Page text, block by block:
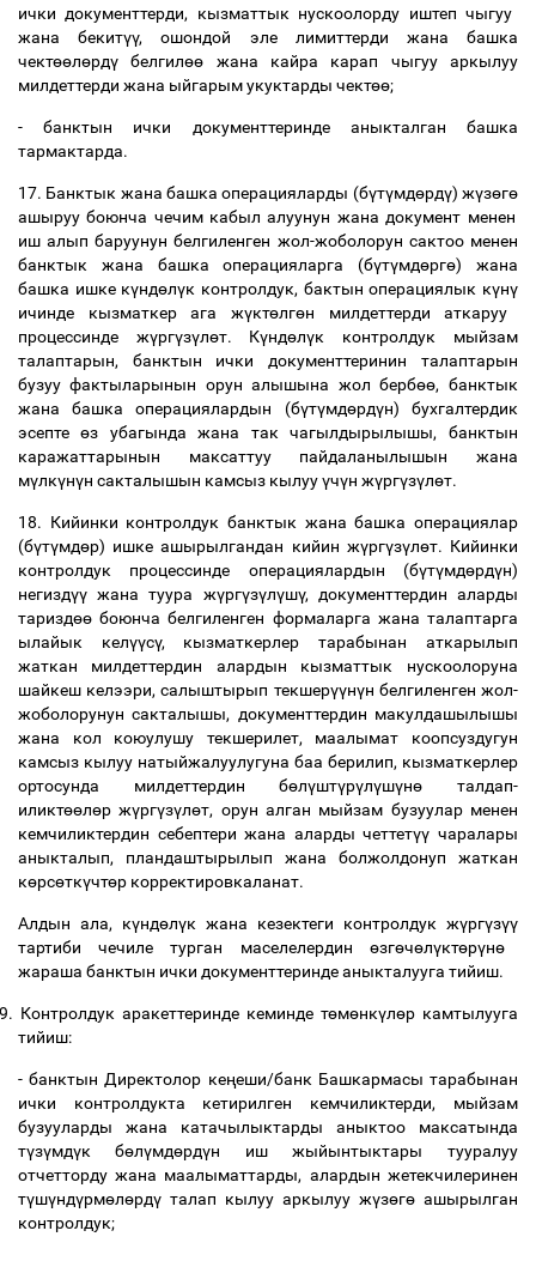
ички документтерди, кызматтык нускоолорду иштеп чыгуу
жана бекитүү, ошондой эле лимиттерди жана башка
чектөөлөрдү белгилөө жана кайра карап чыгуу аркылуу
милдеттерди жана ыйгарым укуктарды чектөө;
- банктын ички документтеринде аныкталган башка
тармактарда.
17. Банктык жана башка операцияларды (бүтүмдөрдү) жүзөгө
ашыруу боюнча чечим кабыл алуунун жана документ менен
иш алып баруунун белгиленген жол-жоболорун сактоо менен
банктык жана башка операцияларга (бүтүмдөргө) жана
башка ишке күндөлүк контролдук, бактын операциялык күнү
ичинде кызматкер ага жүктөлгөн милдеттерди аткаруу
процессинде жүргүзүлөт. Күндөлүк контролдук мыйзам
талаптарын, банктын ички документтеринин талаптарын
бузуу фактыларынын орун алышына жол бербөө, банктык
жана башка операциялардын (бүтүмдөрдүн) бухгалтердик
эсептеөз убагында жана так чагылдырылышы, банктын
каражаттарынын максаттуу пайдаланылышын жана
мүлкүнүн сакталышын камсыз кылууүчүн жүргүзүлөт.
18. Кийинки контролдук банктык жана башка операциялар
(бүтүмдөр) ишке ашырылгандан кийин жүргүзүлөт. Кийинки
контролдук процессинде операциялардын (бүтүмдөрдүн)
негиздүү жана туура жүргүзүлүшү, документтердин аларды
тариздөө боюнча белгиленген формаларга жана талаптарга
ылайык келүүсү, кызматкерлер тарабынан аткарылып
жаткан милдеттердин алардын кызматтык нускоолоруна
шайкеш келээри, салыштырып текшерүүнүн белгиленген жол-
жоболорунун сакталышы, документтердин макулдашылышы
жана кол коюулушу текшерилет, маалымат коопсуздугун
камсыз кылуу натыйжалуулугуна баа берилип, кызматкерлер
ортосунда милдеттердин бөлүштүрүлүшүнө талдап-
иликтөөлөр жүргүзүлөт, орун алган мыйзам бузуулар менен
кемчиликтердин себептери жана аларды четтетүү чаралары
аныкталып, пландаштырылып жана болжолдонуп жаткан
көрсөткүчтөр корректировкаланат.
Алдын ала, күндөлүк жана кезектеги контролдук жүргүзүү
тартиби чечиле турган маселелердин өзгөчөлүктөрүнө
жараша банктын ички документтеринде аныкталууга тийиш.
Контролдук аракеттеринде кеминде төмөнкүлөр камтылууга
тийиш:
- банктын Директолор кеңеши/банк Башкармасы тарабынан
ички контролдукта кетирилген кемчиликтерди, мыйзам
бузууларды жана катачылыктарды аныктоо максатында
түзүмдүк бөлүмдөрдүн иш жыйынтыктары тууралуу
отчетторду жана маалыматтарды, алардын жетекчилеринен
түшүндүрмөлөрдү талап кылуу аркылуу жүзөгө ашырылган
контролдук;